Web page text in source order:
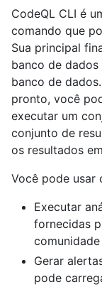
CodeQL CLI é
comando que
Sua principal
banco de
banco de
pronto, você
executar um
conjunto de
os resultados
Você pode usar
Executar
fornecidas
Gerar
pode